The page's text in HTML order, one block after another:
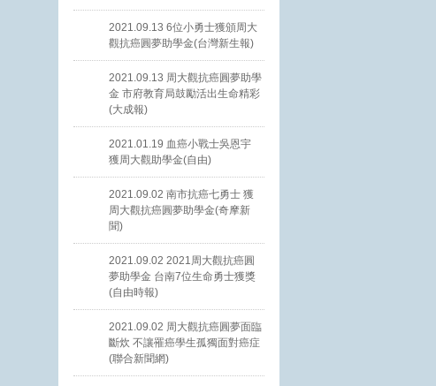
2021.09.13 6位小勇士獲頒周大
觀抗癌圓夢助學金(台灣新生報)
2021.09.13 周大觀抗癌圓夢助學
金 市府教育局鼓勵活出生命精彩
(大成報)
2021.01.19 血癌小戰士吳恩宇
獲周大觀助學金(自由)
2021.09.02 南市抗癌七勇士 獲
周大觀抗癌圓夢助學金(奇摩新
聞)
2021.09.02 2021周大觀抗癌圓
夢助學金 台南7位生命勇士獲獎
(自由時報)
2021.09.02 周大觀抗癌圓夢面臨
斷炊 不讓罹癌學生孤獨面對癌症
(聯合新聞網)